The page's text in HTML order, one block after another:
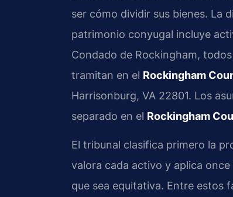
ser cómo dividir sus bienes. La
patrimonio conyugal incluye
Condado de Rockingham,
tramitan en el Rockingham
Harrisonburg, VA 22801. Los
separado en el Rockingham
El tribunal clasifica primero la
valora cada activo y aplica
que sea equitativa. Entre estos